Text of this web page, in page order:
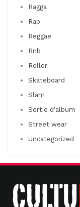
Ragga
Rap
Reggae
Rnb
Roller
Skateboard
Slam
Sortie d'album
Street wear
Uncategorized